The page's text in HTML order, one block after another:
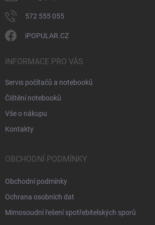
572 555 055
iPOPULAR.CZ
INFORMACE PRO VÁS
Servis počítačů a notebooků
Čištění notebooků
Vše o nákupu
Kontakty
OBCHODNÍ PODMÍNKY
Obchodní podmínky
Ochrana osobních dat
Mimosoudní řešení spotřebitelských sporů